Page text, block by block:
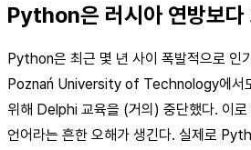
Python은 러시아 연방보다
Python은 최근 몇 년 사이 폭발적으로 인
Poznań University of Technology에서
위해 Delphi 교육을 (거의) 중단했다. 이
언어라는 흔한 오해가 생긴다. 실제로